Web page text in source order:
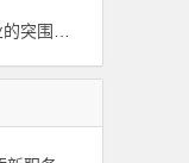
与担当